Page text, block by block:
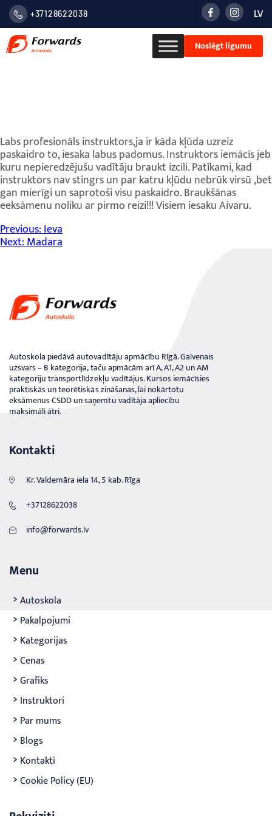
+37128622038 LV
Noslēgt līgumu
Labs profesionāls instruktors,ja ir kāda kļūda uzreiz
paskaidro to, iesaka labus padomus. Instruktors iemācīs jeb
kuru nepieredzējušu vadītāju braukt izcili. Patīkami, kad
instruktors nav stingrs un par katru kļūdu nebrūk virsū ,bet
gan mierīgi un saprotoši visu paskaidro. Braukšānas
eeksāmenu noliku ar pirmo reizi!!! Visiem iesaku Aivaru.
Ziņu
izvēlne
Previous:Ieva
Next:Madara
Autoskola piedāvā autovadītāju apmācību Rīgā. Galvenais
uzsvars – B kategorija, taču apmācām arī A, A1, A2 un AM
kategoriju transportlīdzekļu vadītājus. Kursos iemācīsies
praktiskās un teorētiskās zināšanas, lai nokārtotu
eksāmenus CSDD un saņemtu vadītāja apliecību
maksimāli ātri.
Kontakti
Kr. Valdemāra iela 14, 5 kab. Rīga
+37128622038
info@forwards.lv
Menu
Autoskola
Pakalpojumi
Kategorijas
Cenas
Grafiks
Instruktori
Par mums
Blogs
Kontakti
Cookie Policy (EU)